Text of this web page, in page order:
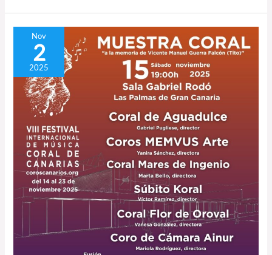
Nov
2
2025
Muestra
Coral
Gran
Canaria